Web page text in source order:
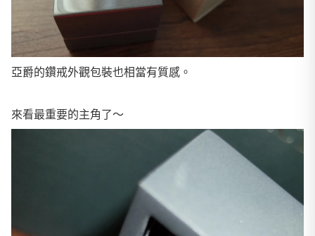
亞爵的鑽戒外觀包裝也相當有質感。
來看最重要的主角了～